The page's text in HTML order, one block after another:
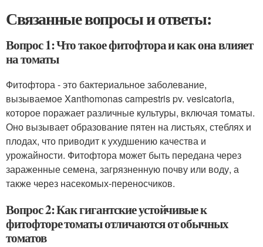
Связанные вопросы и ответы:
Вопрос 1: Что такое фитофтора и как она влияет
на томаты
Фитофтора - это бактериальное заболевание,
вызываемое Xanthomonas campestris pv. vesicatoria,
которое поражает различные культуры, включая томаты.
Оно вызывает образование пятен на листьях, стеблях и
плодах, что приводит к ухудшению качества и
урожайности. Фитофтора может быть передана через
зараженные семена, загрязненную почву или воду, а
также через насекомых-переносчиков.
Вопрос 2: Как гигантские устойчивые к
фитофторе томаты отличаются от обычных
томатов